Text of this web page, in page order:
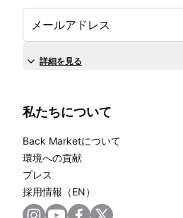
メールアドレス
詳細を見る
私たちについて
Back Marketについて
環境への貢献
プレス
採用情報（EN）